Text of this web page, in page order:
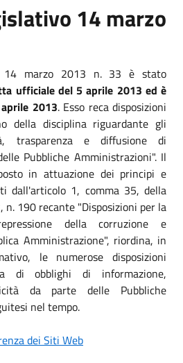
14 marzo
14 marzo 2013 n. 33 è stato
ufficiale del 5 aprile 2013 ed è
2013. Esso reca disposizioni
della disciplina riguardante gli
trasparenza e diffusione di
Pubbliche Amministrazioni". Il
in attuazione dei principi e
dall'articolo 1, comma 35, della
n. 190 recante "Disposizioni per la
della corruzione e
Amministrazione", riordina, in
le numerose disposizioni
di obblighi di informazione,
da parte delle Pubbliche
nel tempo.
dei Siti Web